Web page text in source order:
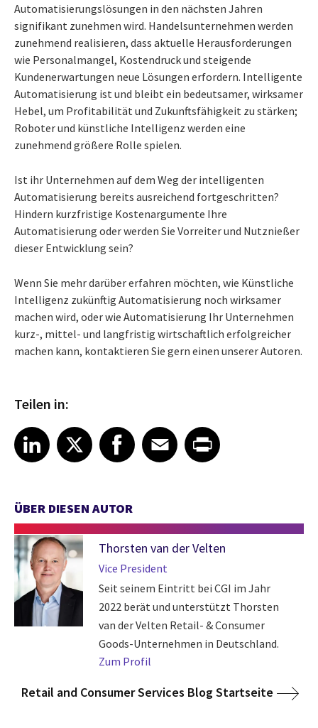
Automatisierungslösungen in den nächsten Jahren
signifikant zunehmen wird. Handelsunternehmen werden
zunehmend realisieren, dass aktuelle Herausforderungen
wie Personalmangel, Kostendruck und steigende
Kundenerwartungen neue Lösungen erfordern. Intelligente
Automatisierung ist und bleibt ein bedeutsamer, wirksamer
Hebel, um Profitabilität und Zukunftsfähigkeit zu stärken;
Roboter und künstliche Intelligenz werden eine
zunehmend größere Rolle spielen.
Ist ihr Unternehmen auf dem Weg der intelligenten
Automatisierung bereits ausreichend fortgeschritten?
Hindern kurzfristige Kostenargumente Ihre
Automatisierung oder werden Sie Vorreiter und Nutznießer
dieser Entwicklung sein?
Wenn Sie mehr darüber erfahren möchten, wie Künstliche
Intelligenz zukünftig Automatisierung noch wirksamer
machen wird, oder wie Automatisierung Ihr Unternehmen
kurz-, mittel- und langfristig wirtschaftlich erfolgreicher
machen kann, kontaktieren Sie gern einen unserer Autoren.
Teilen in:
Share article on LinkedIn
LinkedIn
Share article on XShare article on Facebook
Facebook
Share article on Email
EmailShare article on Print
ÜBER DIESEN AUTOR
Thorsten van der Velten
Vice President
Seit seinem Eintritt bei CGI im Jahr
2022 berät und unterstützt Thorsten
van der Velten Retail- & Consumer
Goods-Unternehmen in Deutschland.
Zum Profil
Retail and Consumer Services Blog Startseite